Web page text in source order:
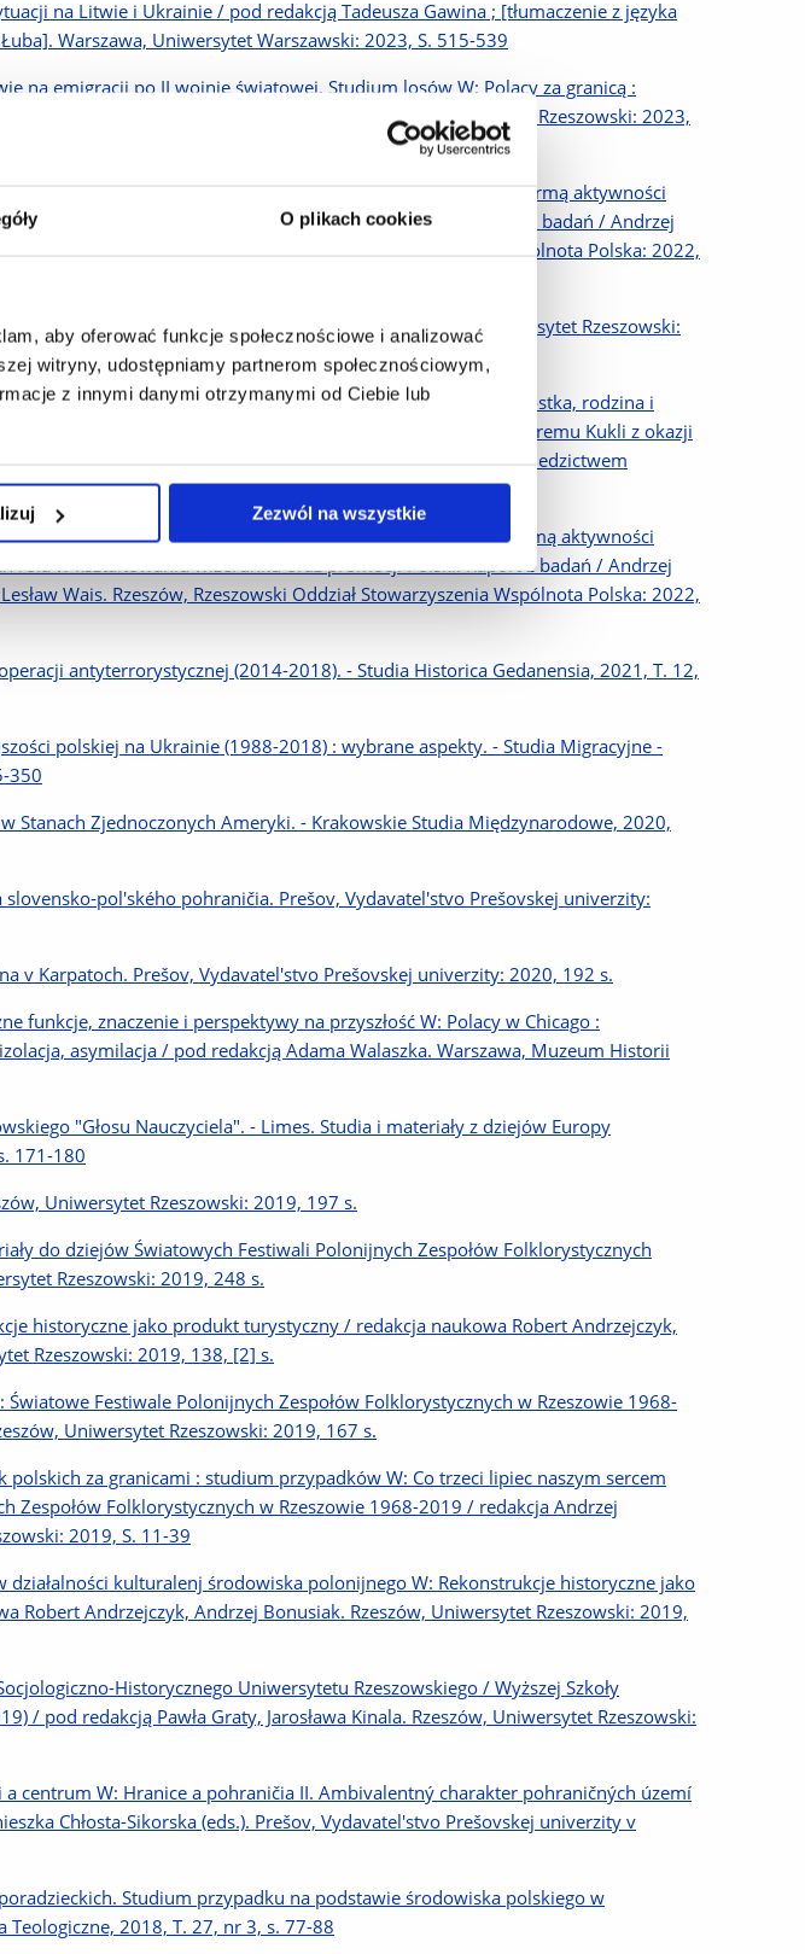
O plikach cookies
aby oferować funkcje społecznościowe i analizować
witryny, udostępniamy partnerom społecznościowym,
z innymi danymi otrzymanymi od Ciebie lub
Zezwól na wszystkie
na Litwie i Ukrainie / pod redakcją Tadeusza Gawina ; [tłumaczenie z języka
Warszawa, Uniwersytet Warszawski: 2023, S. 515-539
na emigracji po II wojnie światowej. Studium losów W: Polacy za granicą :
/ redakcja naukowa Paweł Grata. Rzeszów, Uniwersytet Rzeszowski: 2023,
L Światowy Festiwal Polonijnych Zespołów Folklorystycznych formą aktywności
rola w kształtowaniu wizerunku oraz promocji Polski : raport z badań / Andrzej
Wais. Rzeszów, Rzeszowski Oddział Stowarzyszenia Wspólnota Polska: 2022,
o demokratyczną, wolną i jednolitą ojczyznę. Rzeszów, Uniwersytet Rzeszowski:
: studium przypadku na przykładzie Berdiańska W: Jednostka, rodzina i
: księga jubileuszowa dedykowana Profesorowi Cezaremu Kukli z okazji
Łozowski, Radosław Poniat. Białystok, Instytut Badań nad Dziedzictwem
Światowy Festiwal Polonijnych Zespołów Folklorystycznych formą aktywności
rola w kształtowaniu wizerunku oraz promocji Polski. Raport z badań / Andrzej
Wais. Rzeszów, Rzeszowski Oddział Stowarzyszenia Wspólnota Polska: 2022,
antyterrorystycznej (2014-2018). - Studia Historica Gedanensia, 2021, T. 12,
polskiej na Ukrainie (1988-2018) : wybrane aspekty. - Studia Migracyjne -
350
Stanach Zjednoczonych Ameryki. - Krakowskie Studia Międzynarodowe, 2020,
pol'ského pohraničia. Prešov, Vydavatel'stvo Prešovskej univerzity:
v Karpatoch. Prešov, Vydavatel'stvo Prešovskej univerzity: 2020, 192 s.
funkcje, znaczenie i perspektywy na przyszłość W: Polacy w Chicago :
asymilacja / pod redakcją Adama Walaszka. Warszawa, Muzeum Historii
"Głosu Nauczyciela". - Limes. Studia i materiały z dziejów Europy
171-180
Uniwersytet Rzeszowski: 2019, 197 s.
do dziejów Światowych Festiwali Polonijnych Zespołów Folklorystycznych
Rzeszowski: 2019, 248 s.
historyczne jako produkt turystyczny / redakcja naukowa Robert Andrzejczyk,
Rzeszowski: 2019, 138, [2] s.
Festiwale Polonijnych Zespołów Folklorystycznych w Rzeszowie 1968-
Uniwersytet Rzeszowski: 2019, 167 s.
polskich za granicami : studium przypadków W: Co trzeci lipiec naszym sercem
Zespołów Folklorystycznych w Rzeszowie 1968-2019 / redakcja Andrzej
2019, S. 11-39
kulturalenj środowiska polonijnego W: Rekonstrukcje historyczne jako
Robert Andrzejczyk, Andrzej Bonusiak. Rzeszów, Uniwersytet Rzeszowski: 2019,
Historycznego Uniwersytetu Rzeszowskiego / Wyższej Szkoły
/ pod redakcją Pawła Graty, Jarosława Kinala. Rzeszów, Uniwersytet Rzeszowski:
centrum W: Hranice a pohraničia II. Ambivalentný charakter pohraničných území
Chłosta-Sikorska (eds.). Prešov, Vydavatel'stvo Prešovskej univerzity v
Studium przypadku na podstawie środowiska polskiego w
Teologiczne, 2018, T. 27, nr 3, s. 77-88